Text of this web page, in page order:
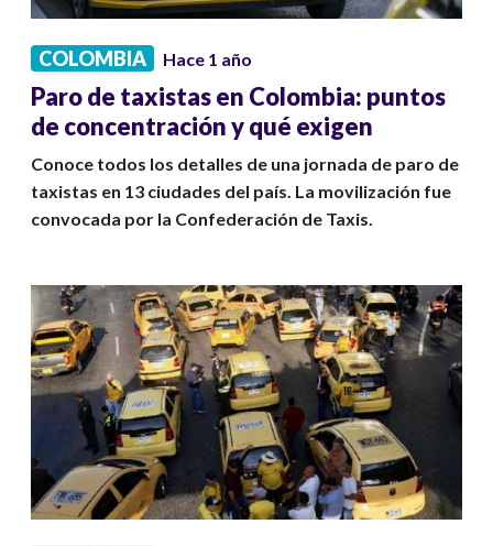
COLOMBIA Hace 1 año
Paro de taxistas en Colombia: puntos
de concentración y qué exigen
Conoce todos los detalles de una jornada de paro de
taxistas en 13 ciudades del país. La movilización fue
convocada por la Confederación de Taxis.